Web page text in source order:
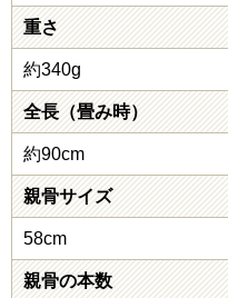
重さ
約340g
全長（畳み時）
約90cm
親骨サイズ
58cm
親骨の本数